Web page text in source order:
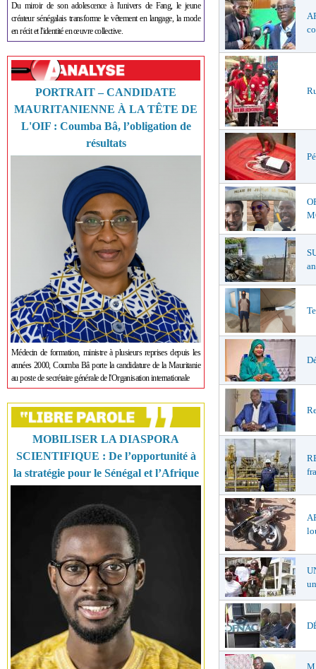
Du miroir de son adolescence à l'univers de Fang, le jeune
créateur sénégalais transforme le vêtement en langage, la mode
en récit et l'identité en œuvre collective.
PORTRAIT – CANDIDATE
MAURITANIENNE À LA TÊTE DE
L'OIF : Coumba Bâ, l’obligation de
résultats
Médecin de formation, ministre à plusieurs reprises depuis les
années 2000, Coumba Bâ porte la candidature de la Mauritanie
au poste de secrétaire générale de l'Organisation internationale
MOBILISER LA DIASPORA
SCIENTIFIQUE : De l’opportunité à
la stratégie pour le Sénégal et l’Afrique